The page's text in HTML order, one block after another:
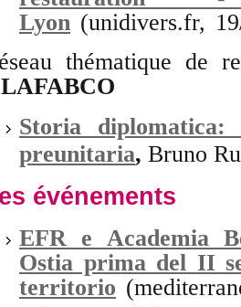
Lyon (unidivers.fr,
thématique de
Storia diplomatica:
preunitaria, Bruno
événements
EFR e Academia
Ostia prima del II
territorio